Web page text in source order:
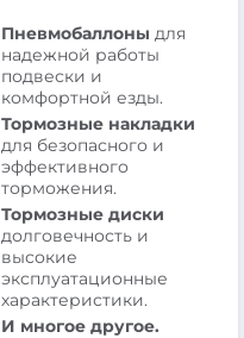
Пневмобаллоны для
надежной работы
подвески и
комфортной езды.
Тормозные накладки
для безопасного и
эффективного
торможения.
Тормозные диски
долговечность и
высокие
эксплуатационные
характеристики.
И многое другое.